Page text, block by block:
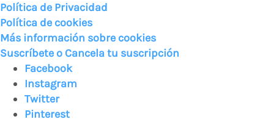
Política de Privacidad
Política de cookies
Más información sobre cookies
Suscríbete o Cancela tu suscripción
Facebook
Instagram
Twitter
Pinterest